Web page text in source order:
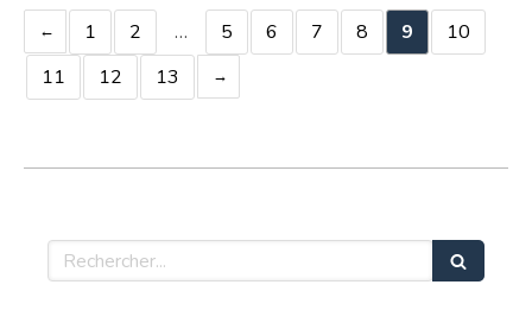
1
2 … 5 6 7 8 9
10
11
12 13
Rechercher